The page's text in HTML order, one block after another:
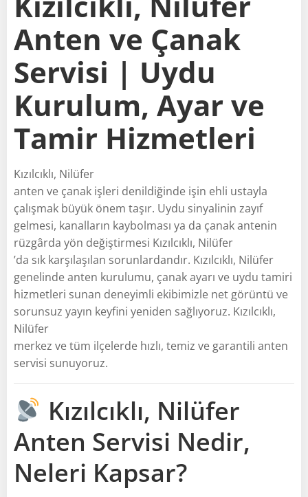
Anten ve Çanak
Servisi | Uydu
Kurulum, Ayar ve
Tamir Hizmetleri
Kızılcıklı, Nilüfer
anten ve çanak işleri denildiğinde işin ehli ustayla
çalışmak büyük önem taşır. Uydu sinyalinin zayıf
gelmesi, kanalların kaybolması ya da çanak antenin
rüzgârda yön değiştirmesi Kızılcıklı, Nilüfer
’da sık karşılaşılan sorunlardandır. Kızılcıklı, Nilüfer
genelinde anten kurulumu, çanak ayarı ve uydu tamiri
hizmetleri sunan deneyimli ekibimizle net görüntü ve
sorunsuz yayın keyfini yeniden sağlıyoruz. Kızılcıklı,
Nilüfer
merkez ve tüm ilçelerde hızlı, temiz ve garantili anten
servisi sunuyoruz.
Kızılcıklı, Nilüfer
Anten Servisi Nedir,
Neleri Kapsar?